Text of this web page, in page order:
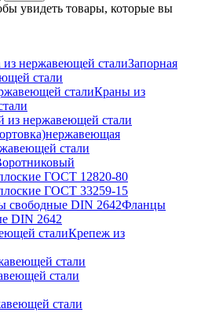
увидеть товары, которые вы
Запорная
стали
Краны из
из нержавеющей стали
стали
ГОСТ 12820-80
ГОСТ 33259-15
Фланцы
DIN 2642
Крепеж из
стали
стали
стали